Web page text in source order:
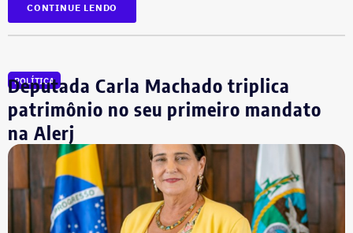
Além dela, outros 12 réus foram alvo de mandados de
Teixeira, da 3ª Vara Especializada em Organização
Criminosa do Tribunal de Justiça do Rio.
*Com informações do g1
CONTINUE LENDO
POLÍTICA
Deputada Carla Machado triplica
patrimônio no seu primeiro mandato
na Alerj